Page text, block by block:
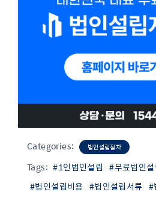
Categories: 법인설립절차
Tags: #1인법인설립 #무료법인설
#법인설립비용 #법인설립서류 #